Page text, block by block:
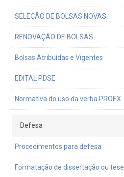
SELEÇÃO DE BOLSAS NOVAS
RENOVAÇÃO DE BOLSAS
Bolsas Atribuídas e Vigentes
EDITAL PDSE
Normativa do uso da verba PROEX
Defesa
Procedimentos para defesa
Formatação de dissertação ou tese